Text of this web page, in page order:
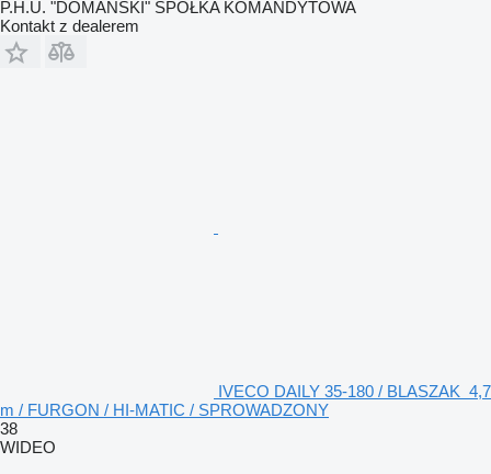
P.H.U. "DOMAŃSKI" SPÓŁKA KOMANDYTOWA
Kontakt z dealerem
IVECO DAILY 35-180 / BLASZAK 4,7
m / FURGON / HI-MATIC / SPROWADZONY
38
WIDEO